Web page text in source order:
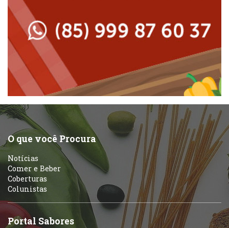
Massas
Peixes e Frutos do Mar
Pizzarias
Portuguesa
Self-service
Sobremesas e sorvetes
Peixes e Frutos do Mar
Pizzarias
Portuguesa
Sobremesas e sorvetes
Variados
O que você Procura
Notícias
Comer e Beber
Coberturas
Colunistas
Portal Sabores